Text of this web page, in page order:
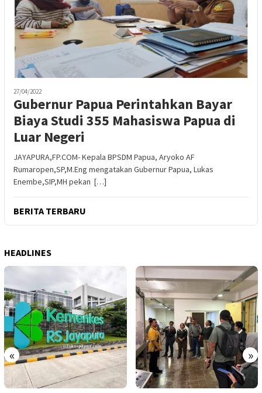
27/04/2022
Gubernur Papua Perintahkan Bayar
Biaya Studi 355 Mahasiswa Papua di
Luar Negeri
JAYAPURA,FP.COM- Kepala BPSDM Papua, Aryoko AF
Rumaropen,SP,M.Eng mengatakan Gubernur Papua, Lukas
Enembe,SIP,MH pekan […]
BERITA TERBARU
HEADLINES
« »